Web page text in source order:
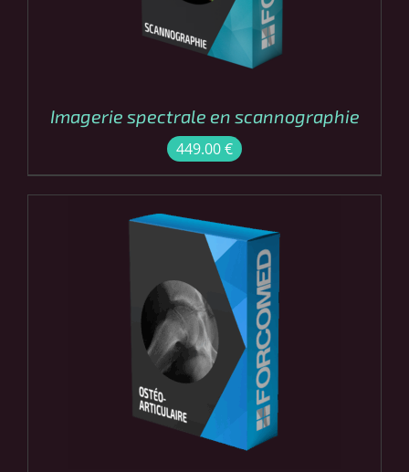
Imagerie spectrale en scannographie
449.00€
COMMANDER
DÉTAILS